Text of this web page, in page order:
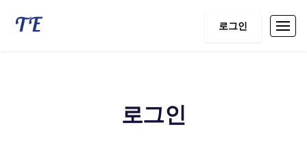
로그인
로그인